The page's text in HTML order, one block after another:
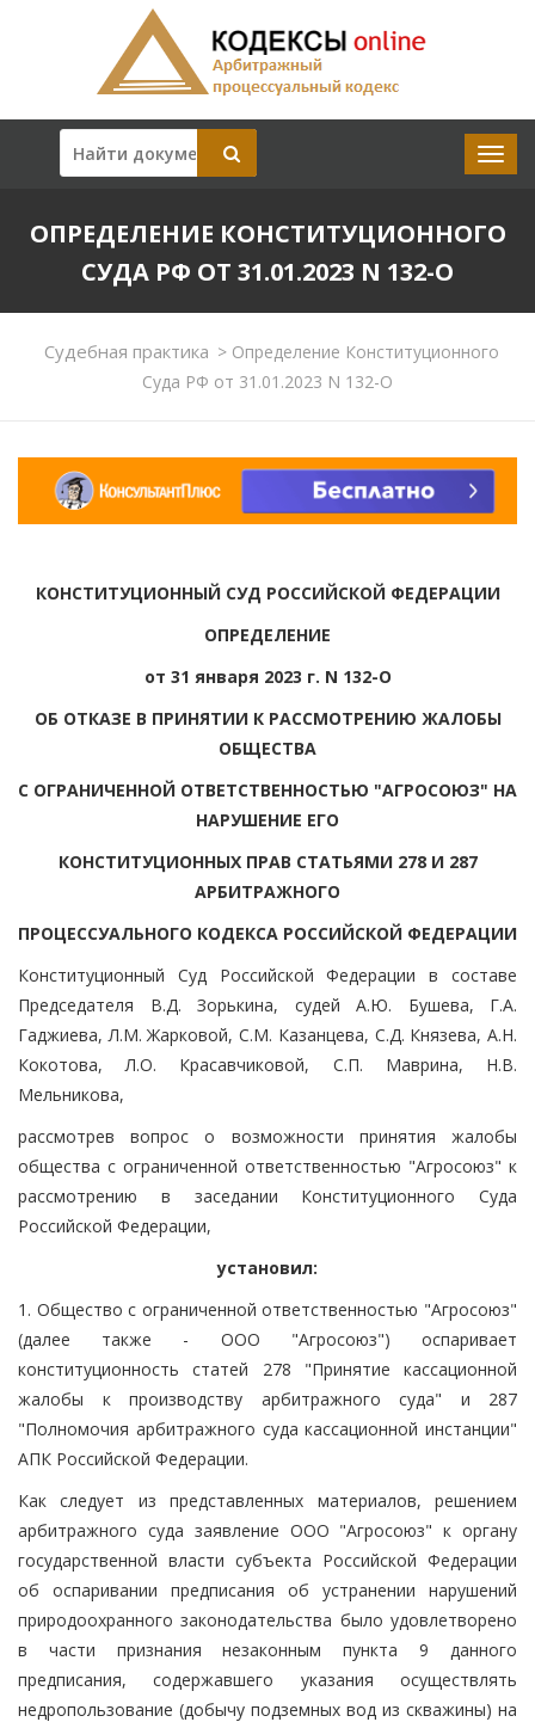
ОПРЕДЕЛЕНИЕ КОНСТИТУЦИОННОГО
СУДА РФ ОТ 31.01.2023 N 132-О
Судебная практика > Определение Конституционного
Суда РФ от 31.01.2023 N 132-О
КОНСТИТУЦИОННЫЙ СУД РОССИЙСКОЙ ФЕДЕРАЦИИ
ОПРЕДЕЛЕНИЕ
от 31 января 2023 г. N 132-О
ОБ ОТКАЗЕ В ПРИНЯТИИ К РАССМОТРЕНИЮ ЖАЛОБЫ
ОБЩЕСТВА
С ОГРАНИЧЕННОЙ ОТВЕТСТВЕННОСТЬЮ "АГРОСОЮЗ" НА
НАРУШЕНИЕ ЕГО
КОНСТИТУЦИОННЫХ ПРАВ СТАТЬЯМИ 278 И 287
АРБИТРАЖНОГО
ПРОЦЕССУАЛЬНОГО КОДЕКСА РОССИЙСКОЙ ФЕДЕРАЦИИ
Конституционный Суд Российской Федерации в составе
Председателя В.Д. Зорькина, судей А.Ю. Бушева, Г.А.
Гаджиева, Л.М. Жарковой, С.М. Казанцева, С.Д. Князева, А.Н.
Кокотова, Л.О. Красавчиковой, С.П. Маврина, Н.В.
Мельникова,
рассмотрев вопрос о возможности принятия жалобы
общества с ограниченной ответственностью "Агросоюз" к
рассмотрению в заседании Конституционного Суда
Российской Федерации,
установил:
1. Общество с ограниченной ответственностью "Агросоюз"
(далее также - ООО "Агросоюз") оспаривает
конституционность статей 278 "Принятие кассационной
жалобы к производству арбитражного суда" и 287
"Полномочия арбитражного суда кассационной инстанции"
АПК Российской Федерации.
Как следует из представленных материалов, решением
арбитражного суда заявление ООО "Агросоюз" к органу
государственной власти субъекта Российской Федерации
об оспаривании предписания об устранении нарушений
природоохранного законодательства было удовлетворено
в части признания незаконным пункта 9 данного
предписания, содержавшего указания осуществлять
недропользование (добычу подземных вод из скважины) на